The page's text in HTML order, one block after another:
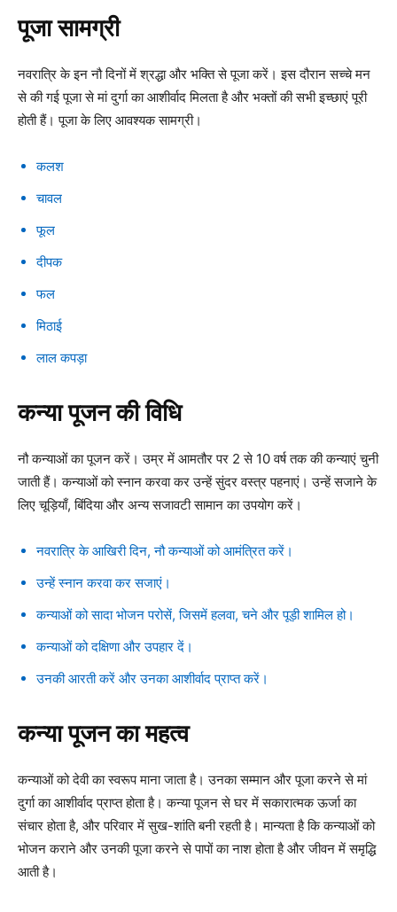
पूजा सामग्री
नवरात्रि के इन नौ दिनों में श्रद्धा और भक्ति से पूजा करें। इस दौरान सच्चे मन
से की गई पूजा से मां दुर्गा का आशीर्वाद मिलता है और भक्तों की सभी इच्छाएं पूरी
होती हैं। पूजा के लिए आवश्यक सामग्री।
कलश
चावल
फूल
दीपक
फल
मिठाई
लाल कपड़ा
कन्या पूजन की विधि
नौ कन्याओं का पूजन करें। उम्र में आमतौर पर 2 से 10 वर्ष तक की कन्याएं चुनी
जाती हैं। कन्याओं को स्नान करवा कर उन्हें सुंदर वस्त्र पहनाएं। उन्हें सजाने के
लिए चूड़ियाँ, बिंदिया और अन्य सजावटी सामान का उपयोग करें।
नवरात्रि के आखिरी दिन, नौ कन्याओं को आमंत्रित करें।
उन्हें स्नान करवा कर सजाएं।
कन्याओं को सादा भोजन परोसें, जिसमें हलवा, चने और पूड़ी शामिल हो।
कन्याओं को दक्षिणा और उपहार दें।
उनकी आरती करें और उनका आशीर्वाद प्राप्त करें।
कन्या पूजन का महत्व
कन्याओं को देवी का स्वरूप माना जाता है। उनका सम्मान और पूजा करने से मां
दुर्गा का आशीर्वाद प्राप्त होता है। कन्या पूजन से घर में सकारात्मक ऊर्जा का
संचार होता है, और परिवार में सुख-शांति बनी रहती है। मान्यता है कि कन्याओं को
भोजन कराने और उनकी पूजा करने से पापों का नाश होता है और जीवन में समृद्धि
आती है।